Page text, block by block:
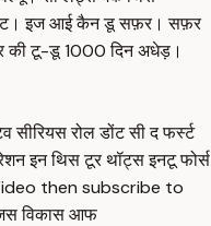
इट। इज आई कैन डू सफ़र। सफ़र
की टू-डू 1000 दिन अधेड़।
रोल डोंट सी द फर्स्ट
इन थिस टूर थॉट्स इनटू फोर्स
then subscribe to
विकास आफ